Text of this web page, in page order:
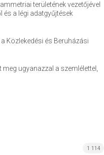
területének vezetőjével
a légi adatgyűjtések
Közlekedési és Beruházási
ugyanazzal a szemlélettel,
1 114